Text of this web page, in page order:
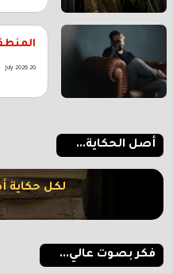
20 July 2026
أصل الحكاية...
لكل حكاية
فكر بصوت عالي...